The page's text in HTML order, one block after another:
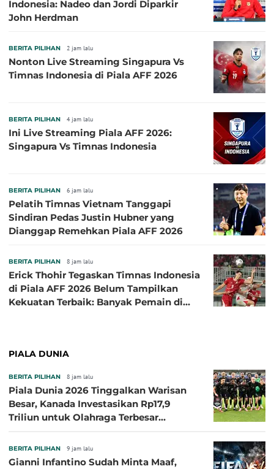
Indonesia: Nadeo dan Jordi Diparkir
John Herdman
BERITA PILIHAN 2 jam lalu
Nonton Live Streaming Singapura Vs
Timnas Indonesia di Piala AFF 2026
BERITA PILIHAN 4 jam lalu
Ini Live Streaming Piala AFF 2026:
Singapura Vs Timnas Indonesia
BERITA PILIHAN 6 jam lalu
Pelatih Timnas Vietnam Tanggapi
Sindiran Pedas Justin Hubner yang
Dianggap Remehkan Piala AFF 2026
BERITA PILIHAN 8 jam lalu
Erick Thohir Tegaskan Timnas Indonesia
di Piala AFF 2026 Belum Tampilkan
Kekuatan Terbaik: Banyak Pemain di
PIALA DUNIA
BERITA PILIHAN 8 jam lalu
Piala Dunia 2026 Tinggalkan Warisan
Besar, Kanada Investasikan Rp17,9
Triliun untuk Olahraga Terbesar
BERITA PILIHAN 9 jam lalu
Gianni Infantino Sudah Minta Maaf,